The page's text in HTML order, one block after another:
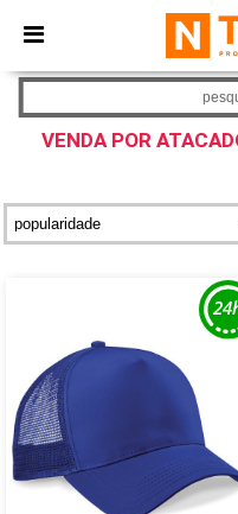
× App Ntextil
Melhores preços na
VENDA POR